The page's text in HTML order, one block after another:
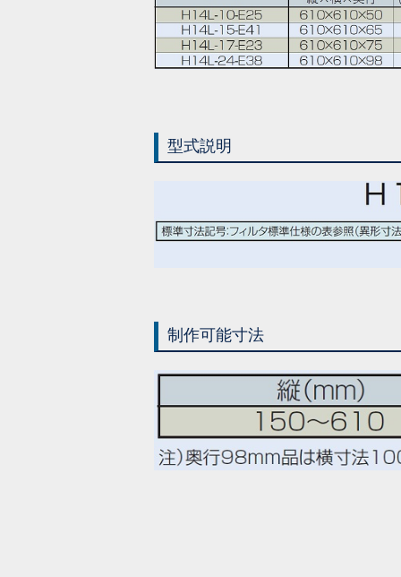
型式説明
制作可能寸法